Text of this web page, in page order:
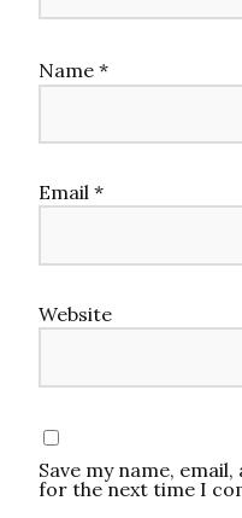
Name *
Email *
Website
Save my name,
for the next time I